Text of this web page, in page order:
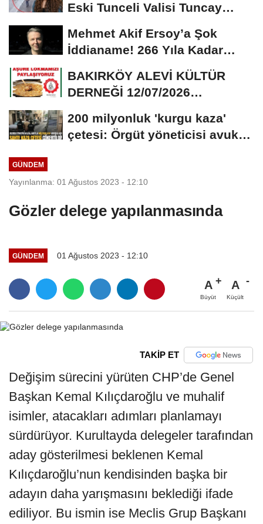
Eski Tunceli Valisi Tuncay
Mehmet Akif Ersoy’a Şok
İddianame! 266 Yıla Kadar
Hapis Talebi
BAKIRKÖY ALEVİ KÜLTÜR
DERNEĞİ 12/07/2026
DAVETİNE...
200 milyonluk 'kurgu kaza'
çetesi: Örgüt yöneticisi avukat
GÜNDEM
Yayınlanma: 01 Ağustos 2023 - 12:10
Gözler delege yapılanmasında
GÜNDEM 01 Ağustos 2023 - 12:10
A
Büyüt
A
Küçült
TAKİP ET
Değişim sürecini yürüten CHP’de Genel
Başkan Kemal Kılıçdaroğlu ve muhalif
isimler, atacakları adımları planlamayı
sürdürüyor. Kurultayda delegeler tarafından
aday gösterilmesi beklenen Kemal
Kılıçdaroğlu’nun kendisinden başka bir
adayın daha yarışmasını beklediği ifade
ediliyor. Bu ismin ise Meclis Grup Başkanı